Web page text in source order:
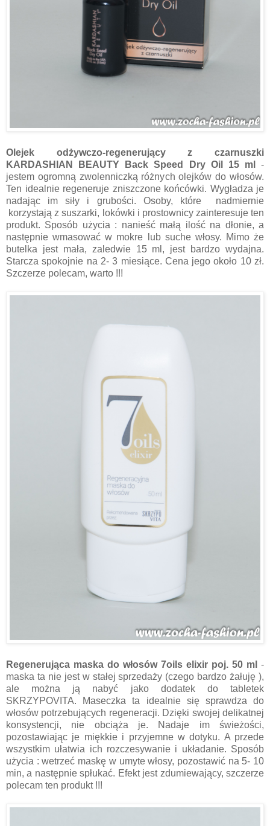
Olejek odżywczo-regenerujący z czarnuszki
KARDASHIAN BEAUTY Back Speed Dry Oil 15 ml
-
jestem ogromną zwolenniczką różnych olejków do włosów.
Ten idealnie regeneruje zniszczone końcówki. Wygładza je
nadając im siły i grubości. Osoby, które nadmiernie
korzystają z suszarki, lokówki i prostownicy zainteresuje ten
produkt. Sposób użycia : nanieść małą ilość na dłonie, a
następnie wmasować w mokre lub suche włosy. Mimo że
butelka jest mała, zaledwie 15 ml , jest bardzo wydajna.
Starcza spokojnie na 2- 3 miesiące. Cena jego około 10 zł.
Szczerze polecam, warto !!!
Regenerująca maska do włosów 7oils elixir poj. 50 ml -
maska ta nie jest w stałej sprzedaży (czego bardzo żałuję ),
ale można ją nabyć jako dodatek do tabletek
SKRZYPOVITA. Maseczka ta idealnie się sprawdza do
włosów potrzebujących regeneracji. Dzięki swojej delikatnej
konsystencji, nie obciąża je. Nadaje im świeżości,
pozostawiając je miękkie i przyjemne w dotyku. A przede
wszystkim ułatwia ich rozczesywanie i układanie. Sposób
użycia : wetrzeć maskę w umyte włosy, pozostawić na 5- 10
min, a następnie spłukać. Efekt jest zdumiewający, szczerze
polecam ten produkt !!!